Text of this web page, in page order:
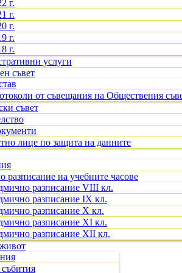
г.
г.
г.
г.
г.
услуги
съвет
от съвещания на Обществения
съвет
лице по защита на данните
разписание на учебните часове
разписание VIII кл.
разписание IX кл.
разписание X кл.
разписание XI кл.
разписание XII кл.